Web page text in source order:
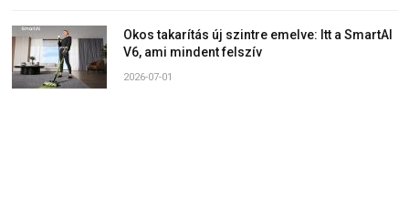
Okos takarítás új szintre emelve: Itt a SmartAI
V6, ami mindent felszív
2026-07-01